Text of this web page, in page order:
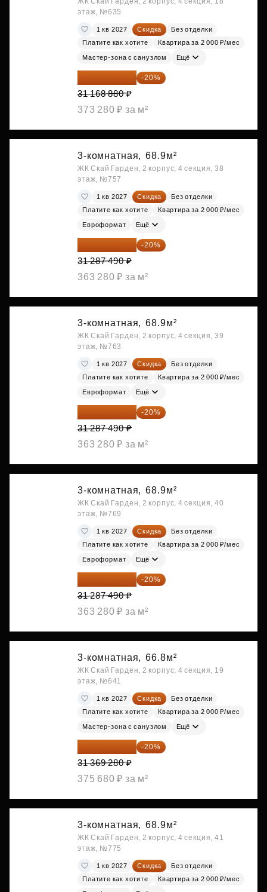
этаж, №635
1 кв 2027 Скидка
Без отделки
Платите как хотите
Квартира за 2 000 ₽/мес
Мастер-зона с санузлом Ещё
24 935 104 ₽ -20%
31 168 880 ₽
373 280 ₽ за м²
3-комнатная, 68.9м²
ЖК Скай Гарден, 2 корпус, 4 секция, 38
этаж, №757
1 кв 2027 Скидка
Без отделки
Платите как хотите
Квартира за 2 000 ₽/мес
Евроформат Ещё
25 029 992 ₽ -20%
31 287 490 ₽
363 280 ₽ за м²
3-комнатная, 68.9м²
ЖК Скай Гарден, 2 корпус, 4 секция, 39
этаж, №763
1 кв 2027 Скидка
Без отделки
Платите как хотите
Квартира за 2 000 ₽/мес
Евроформат Ещё
25 029 992 ₽ -20%
31 287 490 ₽
363 280 ₽ за м²
3-комнатная, 68.9м²
ЖК Скай Гарден, 2 корпус, 4 секция, 40
этаж, №769
1 кв 2027 Скидка
Без отделки
Платите как хотите
Квартира за 2 000 ₽/мес
Евроформат Ещё
25 029 992 ₽ -20%
31 287 490 ₽
363 280 ₽ за м²
3-комнатная, 66.8м²
ЖК Скай Гарден, 2 корпус, 4 секция, 19
этаж, №641
1 кв 2027 Скидка
Без отделки
Платите как хотите
Квартира за 2 000 ₽/мес
Мастер-зона с санузлом Ещё
25 095 424 ₽ -20%
31 369 280 ₽
375 680 ₽ за м²
3-комнатная, 68.9м²
ЖК Скай Гарден, 2 корпус, 4 секция, 41
этаж, №775
1 кв 2027 Скидка
Без отделки
Платите как хотите
Квартира за 2 000 ₽/мес